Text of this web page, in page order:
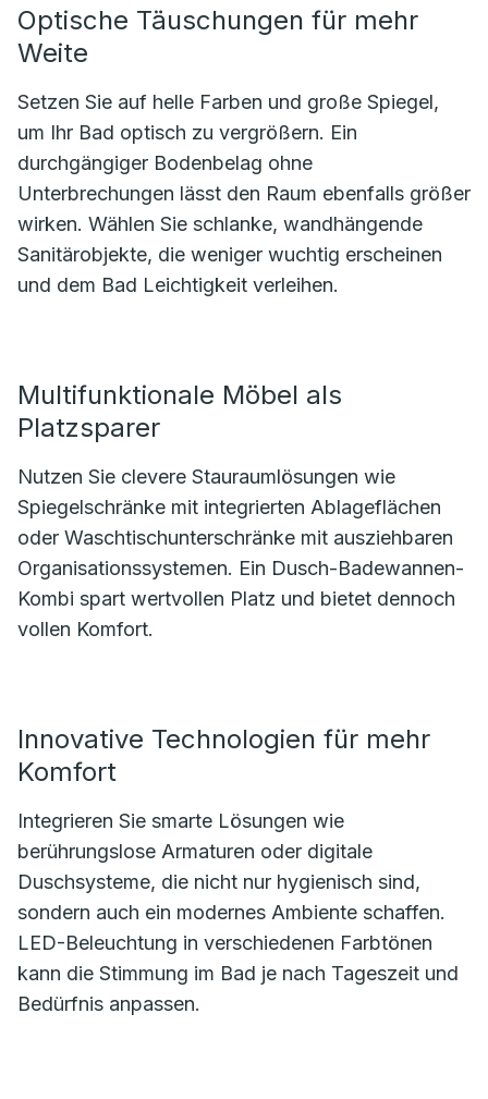
Optische Täuschungen für mehr
Weite
Setzen Sie auf helle Farben und große Spiegel,
um Ihr Bad optisch zu vergrößern. Ein
durchgängiger Bodenbelag ohne
Unterbrechungen lässt den Raum ebenfalls größer
wirken. Wählen Sie schlanke, wandhängende
Sanitärobjekte, die weniger wuchtig erscheinen
und dem Bad Leichtigkeit verleihen.
Multifunktionale Möbel als
Platzsparer
Nutzen Sie clevere Stauraumlösungen wie
Spiegelschränke mit integrierten Ablageflächen
oder Waschtischunterschränke mit ausziehbaren
Organisationssystemen. Ein Dusch-Badewannen-
Kombi spart wertvollen Platz und bietet dennoch
vollen Komfort.
Innovative Technologien für mehr
Komfort
Integrieren Sie smarte Lösungen wie
berührungslose Armaturen oder digitale
Duschsysteme, die nicht nur hygienisch sind,
sondern auch ein modernes Ambiente schaffen.
LED-Beleuchtung in verschiedenen Farbtönen
kann die Stimmung im Bad je nach Tageszeit und
Bedürfnis anpassen.